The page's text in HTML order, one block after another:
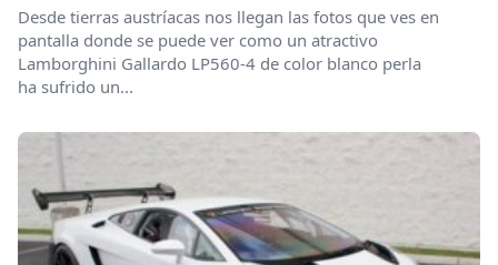
Desde tierras austríacas nos llegan las fotos que ves en
pantalla donde se puede ver como un atractivo
Lamborghini Gallardo LP560-4 de color blanco perla
ha sufrido un...